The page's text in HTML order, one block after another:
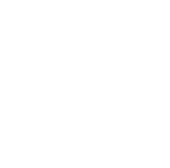
Hit enter to search